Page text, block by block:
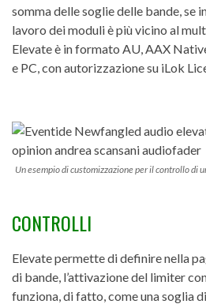
somma delle soglie delle bande, se
lavoro dei moduli è più vicino al
Elevate è in formato AU, AAX
e PC, con autorizzazione su iLok
Un esempio di customizzazione per il controllo di
CONTROLLI
Elevate permette di definire nella
di bande, l’attivazione del limiter
funziona, di fatto, come una soglia